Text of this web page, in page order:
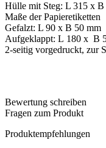
Hülle mit Steg: L 315 x B
Maße der Papieretiketten
Gefalzt: L 90 x B 50 mm
Aufgeklappt: L 180 x B
2-seitig vorgedruckt, zur
Bewertung schreiben
Fragen zum Produkt
Produktempfehlungen